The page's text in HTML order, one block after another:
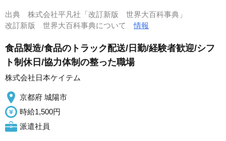
出典 株式会社平凡社「改訂新版 世界大百科事典」
改訂新版 世界大百科事典について情報
食品製造/食品のトラック配送/日勤/経験者歓迎/シフ
ト制休日/協力体制の整った職場
株式会社日本ケイテム
京都府 城陽市
時給1,500円
派遣社員